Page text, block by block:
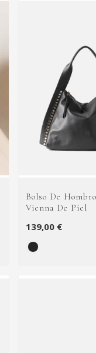
Bolso De
Vienna De Piel
139,00 €